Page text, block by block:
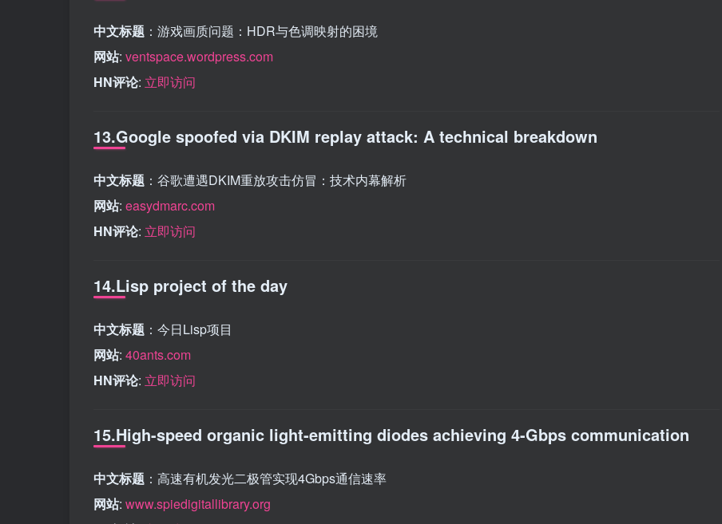
中文标题 ：游戏画质问题：HDR与色调映射的困境
网站: ventspace.wordpress.com
HN评论: 立即访问
13.Google spoofed via DKIM replay attack: A technical breakdown
中文标题 ：谷歌遭遇DKIM重放攻击仿冒：技术内幕解析
网站: easydmarc.com
HN评论: 立即访问
14.Lisp project of the day
中文标题 ：今日Lisp项目
网站: 40ants.com
HN评论: 立即访问
15.High-speed organic light-emitting diodes achieving 4-Gbps communication
中文标题 ：高速有机发光二极管实现4Gbps通信速率
网站: www.spiedigitallibrary.org